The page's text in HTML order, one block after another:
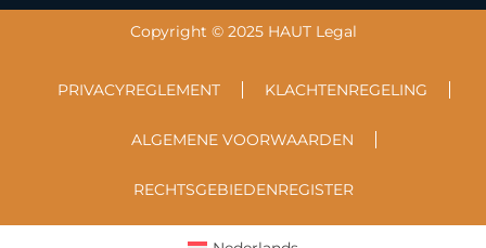
Copyright © 2025 HAUT Legal
PRIVACYREGLEMENT KLACHTENREGELING
ALGEMENE VOORWAARDEN
RECHTSGEBIEDENREGISTER